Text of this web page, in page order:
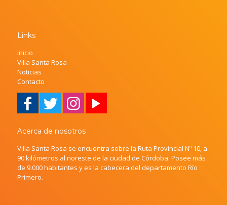
Links
Inicio
Villa Santa Rosa
Noticias
Contacto
Acerca de nosotros
Villa Santa Rosa se encuentra sobre la Ruta Provincial Nº 10, a
90 kilómetros al noreste de la ciudad de Córdoba. Posee más
de 9.000 habitantes y es la cabecera del departamento Río
Primero.